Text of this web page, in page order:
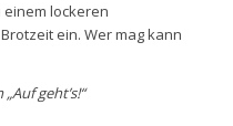
lockeren
ein. Wer mag kann
geht’s!“